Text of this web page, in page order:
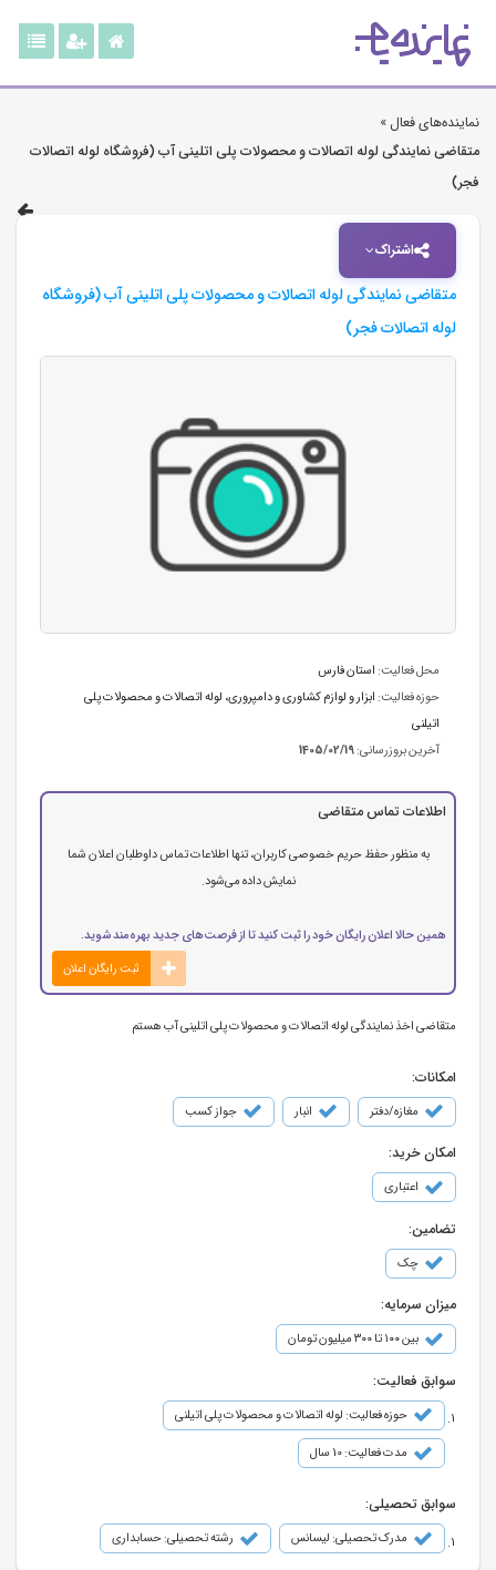
نماینده‌های فعال »
متقاضی نمایندگی لوله اتصالات و محصولات پلی اتلینی آب (فروشگاه لوله اتصالات
فجر)
اشتراک
متقاضی نمایندگی لوله اتصالات و محصولات پلی اتلینی آب (فروشگاه
لوله اتصالات فجر)
محل فعالیت: استان فارس
حوزه فعالیت: ابزار و لوازم کشاوری و دامپروری، لوله اتصالات و محصولات پلی
اتیلنی
آخرین بروزرسانی:1405/02/19
اطلاعات تماس متقاضی
به منظور حفظ حریم خصوصی کاربران، تنها اطلاعات تماس داوطلبان اعلان شما
نمایش داده می‌شود.
همین حالا اعلان رایگان خود را ثبت کنید تا از فرصت‌های جدید بهره‌مند شوید.
ثبت رایگان اعلان
متقاضی اخذ نمایندگی لوله اتصالات و محصولات پلی اتلینی آب هستم
امکانات:
مغازه/دفتر انبار جواز کسب
امکان خرید:
اعتباری
تضامین:
چک
میزان سرمایه:
بین ۱۰۰ تا ۳۰۰ میلیون تومان
سوابق فعالیت:
حوزه فعالیت: لوله اتصالات و محصولات پلی اتیلنی
مدت فعالیت: 10 سال
سوابق تحصیلی:
مدرک تحصیلی: لیسانس رشته تحصیلی: حسابداری